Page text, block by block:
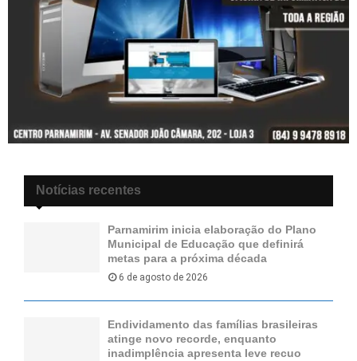
Notícias recentes
Parnamirim inicia elaboração do Plano
Municipal de Educação que definirá
metas para a próxima década
6 de agosto de 2026
Endividamento das famílias brasileiras
atinge novo recorde, enquanto
inadimplência apresenta leve recuo